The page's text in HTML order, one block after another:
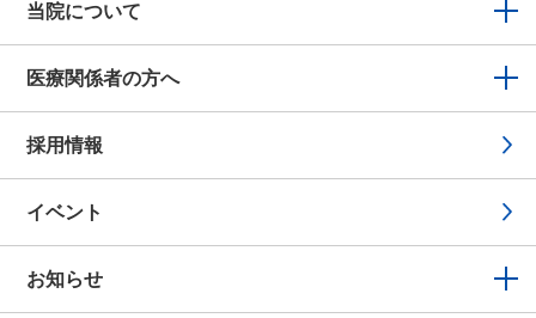
当院について
医療関係者の方へ
採用情報
イベント
お知らせ